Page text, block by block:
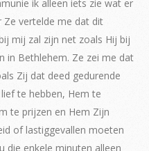
ik alleen iets zie wat er
Ze vertelde me dat dit
mij zal zijn net zoals Hij bij
in Bethlehem. Ze zei me dat
Zij dat deed gedurende
te hebben, Hem te
te prijzen en Hem Zijn
of lastiggevallen moeten
die enkele minuten alleen